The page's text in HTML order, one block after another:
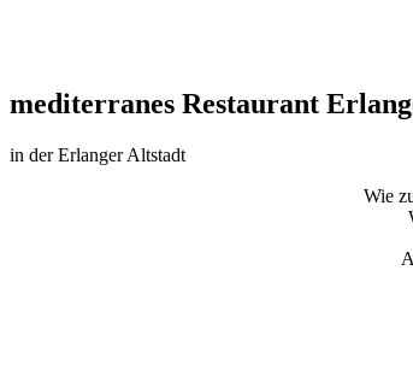
mediterranes Restaurant
in der Erlanger Altstadt
Wie